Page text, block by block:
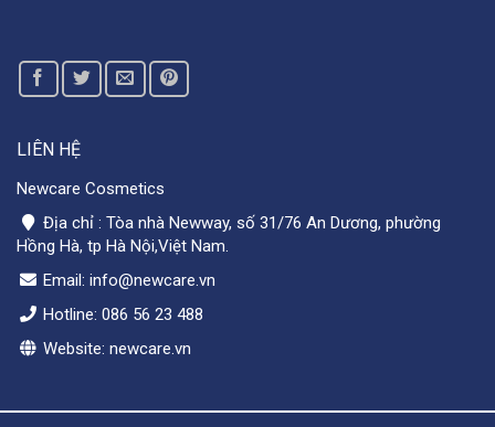
LIÊN HỆ
Newcare Cosmetics
Địa chỉ : Tòa nhà Newway, số 31/76 An Dương, phường
Hồng Hà, tp Hà Nội,Việt Nam.
Email: info@newcare.vn
Hotline: 086 56 23 488
Website: newcare.vn